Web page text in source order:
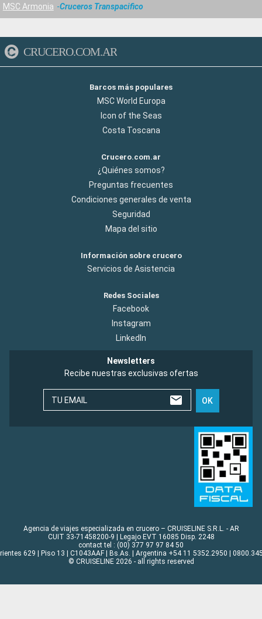
MSC Armonia
Cruceros Transpacifico
CRUCERO.COM.AR
Barcos más populares
MSC World Europa
Icon of the Seas
Costa Toscana
Crucero.com.ar
¿Quiénes somos?
Preguntas frecuentes
Condiciones generales de venta
Seguridad
Mapa del sitio
Información sobre crucero
Servicios de Asistencia
Redes Sociales
Facebook
Instagram
LinkedIn
Newsletters
Recibe nuestras exclusivas ofertas
TU EMAIL OK
Agencia de viajes especializada en crucero – CRUISELINE S.R.L. - AR
CUIT 33-71458200-9 | Legajo EVT 16085 Disp. 2248
contact tel : (00) 377 97 97 84 50
629 | Piso 13 | C1043AAF | Bs.As. | Argentina +54 11 5352.2950 |
© CRUISELINE 2026 - all rights reserved